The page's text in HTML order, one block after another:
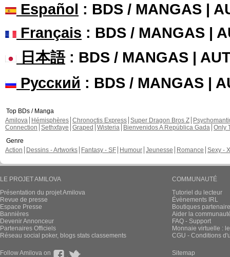
Español : BDS / MANGAS |
Français : BDS / MANGAS |
日本語: BDS / MANGAS |
Русский : BDS / MANGAS |
Top BDs / Manga
Amilova
Hémisphères Chronoctis Express Super Dragon Bros Z
Connection Sethxfaye Graped Wisteria Bienvenidos A República Gada Only
Genre
Action
Dessins - Artworks Fantasy - SF Humour Jeunesse Romance Sexy -
LE PROJET AMILOVA
Présentation du projet Amilova
Revue de presse
Espace Presse
Bannières
Devenir Annonceur
Partenaires Officiels
Réseau social poker, blogs stats classements
COMMUNAUTÉ
Tutoriel du lecteur
Évènements IRL
Boutiques
Aider la
FAQ - Support
Monnaie virtuelle :
CGU - Conditions
Follow Amilova on Sitemap